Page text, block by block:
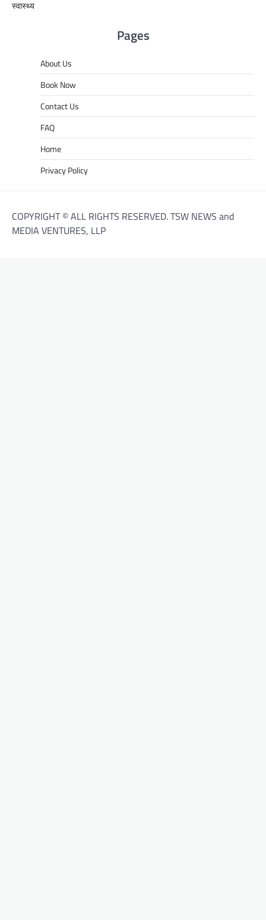
स्वास्थ्य
Pages
About Us
Book Now
Contact Us
FAQ
Home
Privacy Policy
COPYRIGHT © ALL RIGHTS RESERVED. TSW NEWS and
MEDIA VENTURES, LLP